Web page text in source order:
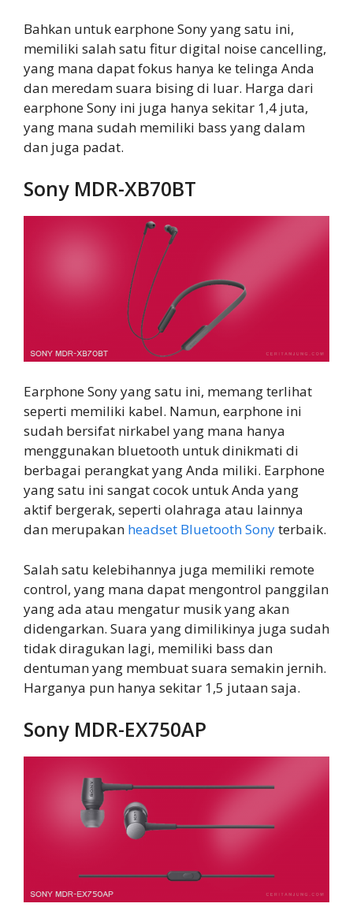
Bahkan untuk earphone Sony yang satu ini,
memiliki salah satu fitur digital noise cancelling,
yang mana dapat fokus hanya ke telinga Anda
dan meredam suara bising di luar. Harga dari
earphone Sony ini juga hanya sekitar 1,4 juta,
yang mana sudah memiliki bass yang dalam
dan juga padat.
Sony MDR-XB70BT
Earphone Sony yang satu ini, memang terlihat
seperti memiliki kabel. Namun, earphone ini
sudah bersifat nirkabel yang mana hanya
menggunakan bluetooth untuk dinikmati di
berbagai perangkat yang Anda miliki. Earphone
yang satu ini sangat cocok untuk Anda yang
aktif bergerak, seperti olahraga atau lainnya
dan merupakan headset Bluetooth Sonyterbaik.
Salah satu kelebihannya juga memiliki remote
control, yang mana dapat mengontrol panggilan
yang ada atau mengatur musik yang akan
didengarkan. Suara yang dimilikinya juga sudah
tidak diragukan lagi, memiliki bass dan
dentuman yang membuat suara semakin jernih.
Harganya pun hanya sekitar 1,5 jutaan saja.
Sony MDR-EX750AP